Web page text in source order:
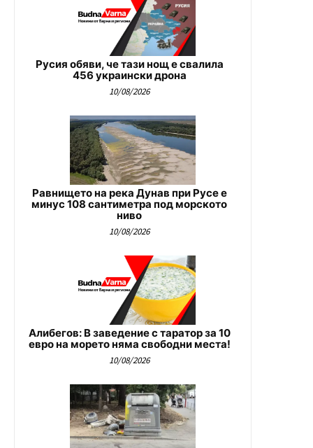
Русия обяви, че тази нощ е свалила
456 украински дрона
10/08/2026
Равнището на река Дунав при Русе е
минус 108 сантиметра под морското
ниво
10/08/2026
Алибегов: В заведение с таратор за 10
евро на морето няма свободни места!
10/08/2026